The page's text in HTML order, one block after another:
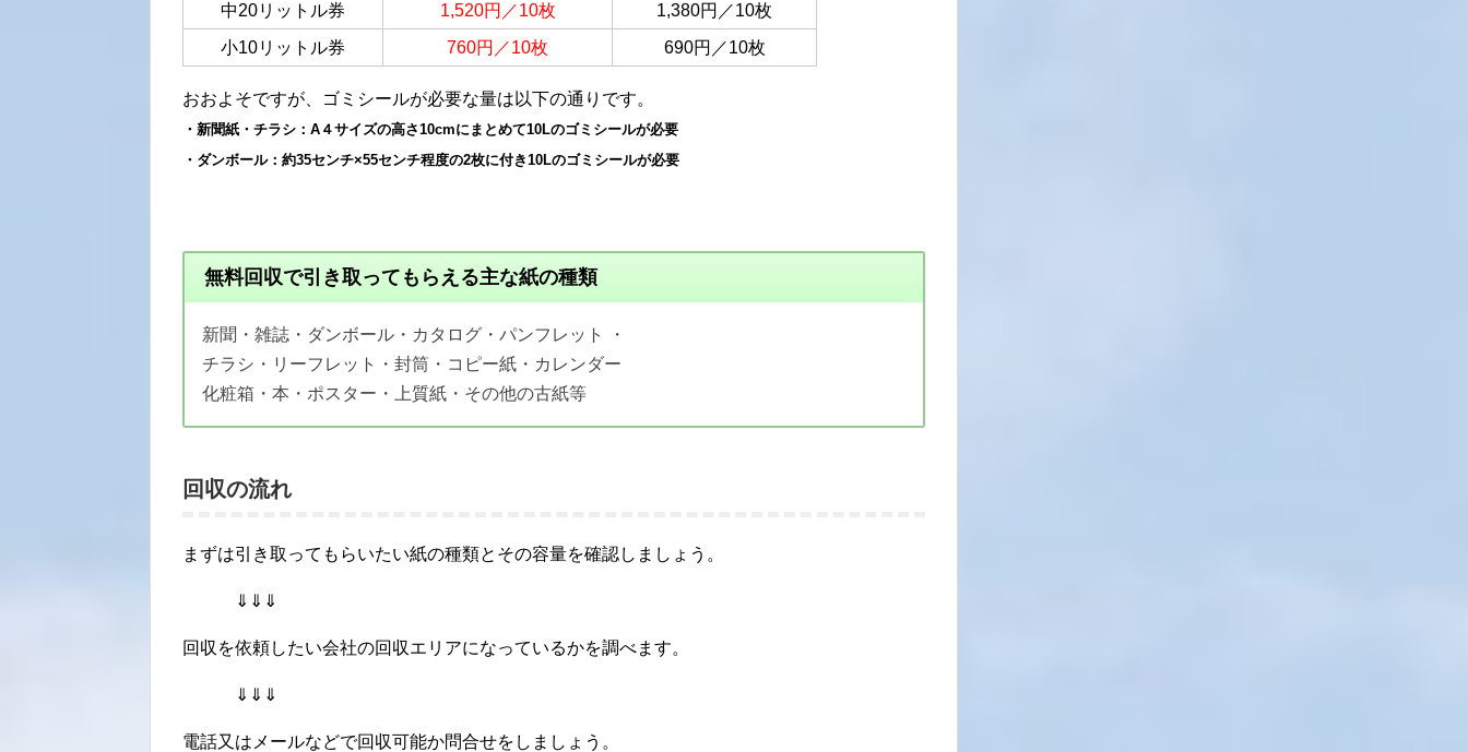
中20リットル券
1,520円／10枚
1,380円／10枚
小10リットル券
760円／10枚 690円／10枚
おおよそですが、ゴミシールが必要な量は以下の通りです。
・新聞紙・チラシ：A４サイズの高さ10cmにまとめて10Lのゴミシールが必要
・ダンボール：約35センチ×55センチ程度の2枚に付き10Lのゴミシールが必要
無料回収で引き取ってもらえる主な紙の種類
新聞・雑誌・ダンボール・カタログ・パンフレット ・
チラシ・リーフレット・封筒・コピー紙・カレンダー
化粧箱・本・ポスター・上質紙・その他の古紙等
回収の流れ
まずは引き取ってもらいたい紙の種類とその容量を確認しましょう。
⇓⇓⇓
回収を依頼したい会社の回収エリアになっているかを調べます。
⇓⇓⇓
電話又はメールなどで回収可能か問合せをしましょう。